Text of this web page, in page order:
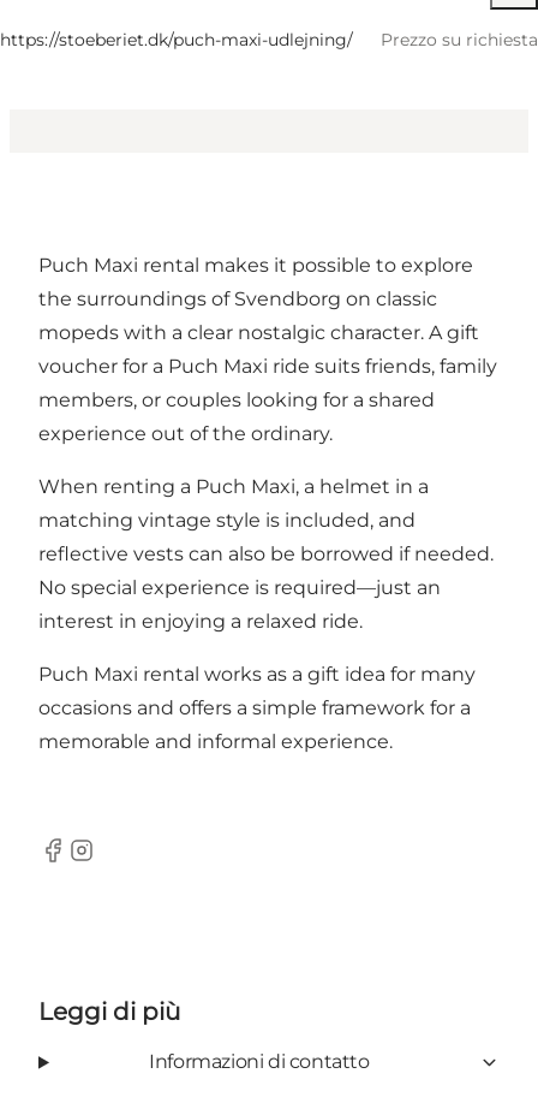
https://stoeberiet.dk/puch-maxi-udlejning/ Prezzo su richiesta
Friends, My partner
Puch Maxi rental makes it possible to explore
the surroundings of Svendborg on classic
mopeds with a clear nostalgic character. A gift
voucher for a Puch Maxi ride suits friends, family
members, or couples looking for a shared
experience out of the ordinary.
When renting a Puch Maxi, a helmet in a
matching vintage style is included, and
reflective vests can also be borrowed if needed.
No special experience is required—just an
interest in enjoying a relaxed ride.
Puch Maxi rental works as a gift idea for many
occasions and offers a simple framework for a
memorable and informal experience.
Facebook
Instagram
Leggi di più
Informazioni di contatto